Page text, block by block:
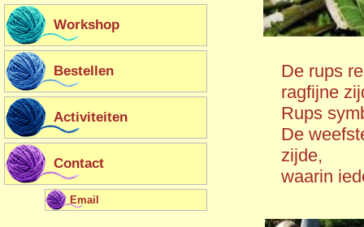
Workshop
Bestellen
Activiteiten
Contact
Email
De rups
ragfijne
Rups
De
zijde,
waarin